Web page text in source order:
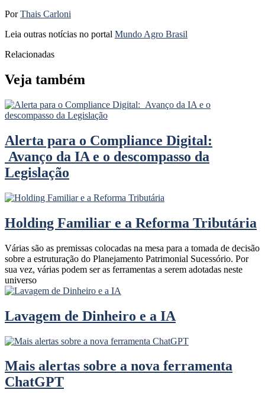
PorThais Carloni
Leia outras notícias no portal Mundo Agro Brasil
Relacionadas
Veja também
Alerta para o Compliance Digital:
Avanço da IA e o descompasso da
Legislação
Holding Familiar e a Reforma Tributária
Várias são as premissas colocadas na mesa para a tomada de decisão
sobre a estruturação do Planejamento Patrimonial Sucessório. Por
sua vez, várias podem ser as ferramentas a serem adotadas neste
universo
Lavagem de Dinheiro e a IA
Mais alertas sobre a nova ferramenta
ChatGPT